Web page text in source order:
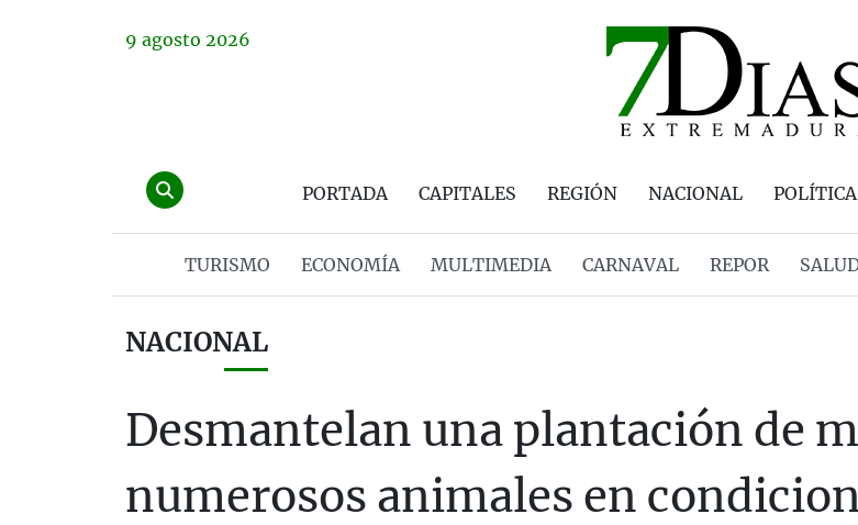
9 agosto 2026
PORTADA CAPITALES REGIÓN NACIONAL POLÍTICA
TURISMO ECONOMÍA MULTIMEDIA CARNAVAL REPOR
NACIONAL
Desmantelan una plantación de
numerosos animales en